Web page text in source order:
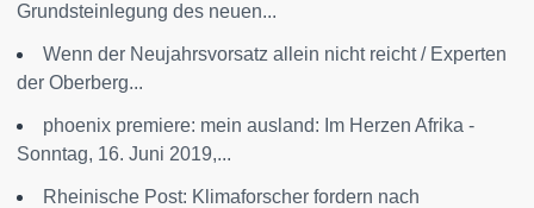
Grundsteinlegung des neuen...
Wenn der Neujahrsvorsatz allein nicht reicht / Experten
der Oberberg...
phoenix premiere: mein ausland: Im Herzen Afrika -
Sonntag, 16. Juni 2019,...
Rheinische Post: Klimaforscher fordern nach